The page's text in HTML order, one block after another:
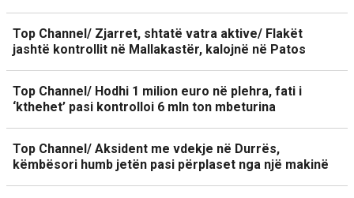
Top Channel/ Zjarret, shtatë vatra aktive/ Flakët
jashtë kontrollit në Mallakastër, kalojnë në Patos
Top Channel/ Hodhi 1 milion euro në plehra, fati i
‘kthehet’ pasi kontrolloi 6 mln ton mbeturina
Top Channel/ Aksident me vdekje në Durrës,
këmbësori humb jetën pasi përplaset nga një makinë